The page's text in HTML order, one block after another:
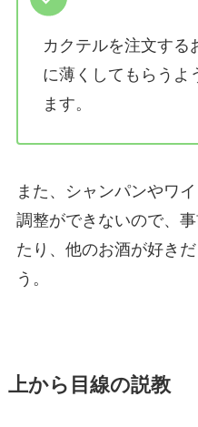
カクテルを注文する
に薄くしてもらうよ
ます。
また、シャンパンやワ
調整ができないので、
たり、他のお酒が好き
う。
上から目線の説教